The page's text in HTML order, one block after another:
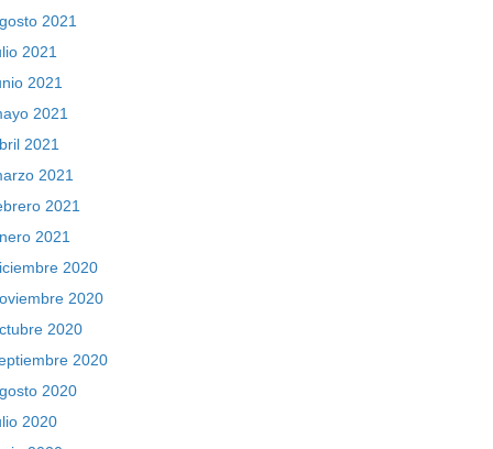
2021
2021
2021
2021
2021
2021
2021
2021
2020
2020
2020
2020
2020
2020